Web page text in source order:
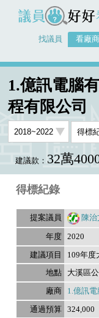
議員好好看
找議員 看廠商
1.億訊電腦
程有限公司
建議款： 32萬
得標紀錄
陳治
2020
109年度
大溪區
1.億訊
324,000